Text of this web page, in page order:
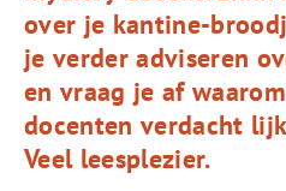
over je kantine-
je verder adviseren
en vraag je af
docenten verdacht
Veel leesplezier.